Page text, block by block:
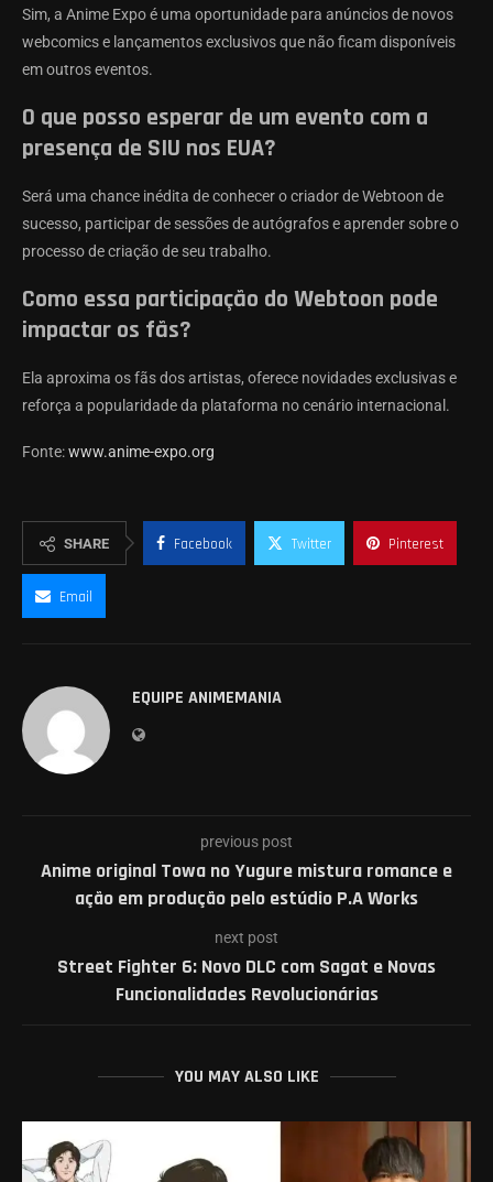
Sim, a Anime Expo é uma oportunidade para anúncios de novos
webcomics e lançamentos exclusivos que não ficam disponíveis
em outros eventos.
O que posso esperar de um evento com a
presença de SIU nos EUA?
Será uma chance inédita de conhecer o criador de Webtoon de
sucesso, participar de sessões de autógrafos e aprender sobre o
processo de criação de seu trabalho.
Como essa participação do Webtoon pode
impactar os fãs?
Ela aproxima os fãs dos artistas, oferece novidades exclusivas e
reforça a popularidade da plataforma no cenário internacional.
Fonte:www.anime-expo.org
SHARE Facebook Twitter Pinterest
Email
EQUIPE ANIMEMANIA
previous post
Anime original Towa no Yugure mistura romance e
ação em produção pelo estúdio P.A Works
next post
Street Fighter 6: Novo DLC com Sagat e Novas
Funcionalidades Revolucionárias
YOU MAY ALSO LIKE